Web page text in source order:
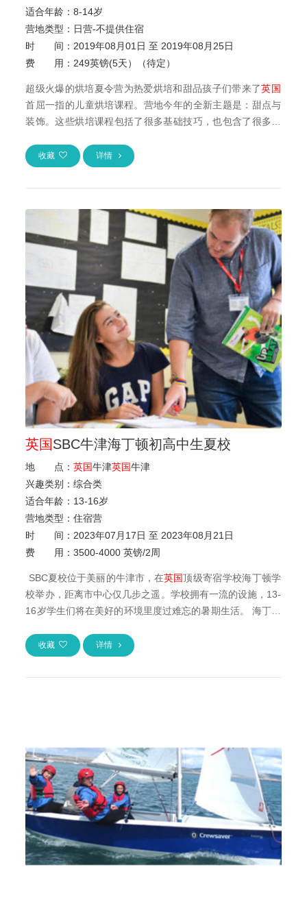
适合年龄：8-14岁
营地类型： 日营-不提供住宿
时 间： 2019年08月01日 至 2019年08月25日
费 用： 249英镑(5天）（待定）
超级火爆的烘培夏令营为热爱烘培和甜品孩子们带来了英国
首屈一指的儿童烘培课程。营地今年的全新主题是：甜点与
装饰。这些烘培课程包括了很多基础技巧，也包含了很多专
收藏 详情
英国SBC牛津海丁顿初高中生夏校
地 点：英国牛津英国牛津
兴趣类别：综合类
适合年龄： 13-16岁
营地类型：住宿营
时 间： 2023年07月17日 至 2023年08月21日
费 用：3500-4000 英镑/2周
SBC夏校位于美丽的牛津市，在英国顶级寄宿学校海丁顿学
校举办，距离市中心仅几步之遥。学校拥有一流的设施，13-
16岁学生们将在美好的环境里度过难忘的暑期生活。 海丁顿
收藏 详情